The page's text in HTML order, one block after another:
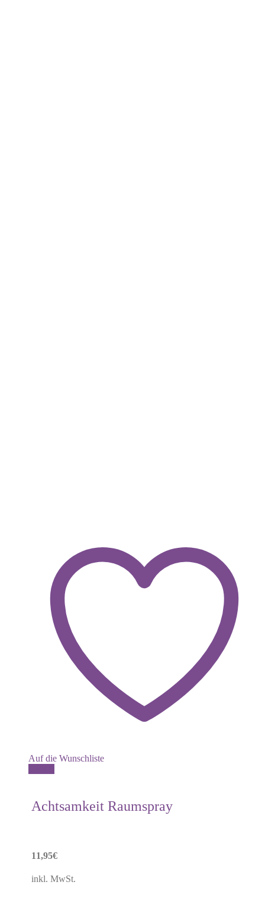
Auf die Wunschliste
Achtsamkeit Raumspray
11,95€
inkl. MwSt.